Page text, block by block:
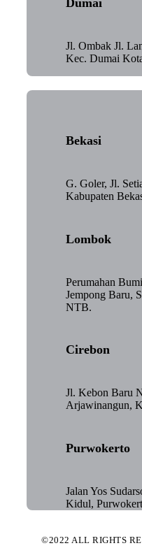
Jl. Ombak Jl.
Kec. Dumai
Bekasi
G. Goler, Jl.
Kabupaten
Lombok
Perumahan
Jempong Baru,
NTB.
Cirebon
Jl. Kebon Baru
Arjawinangun,
Purwokerto
Jalan Yos
Kidul,
©2022 ALL RIGHTS